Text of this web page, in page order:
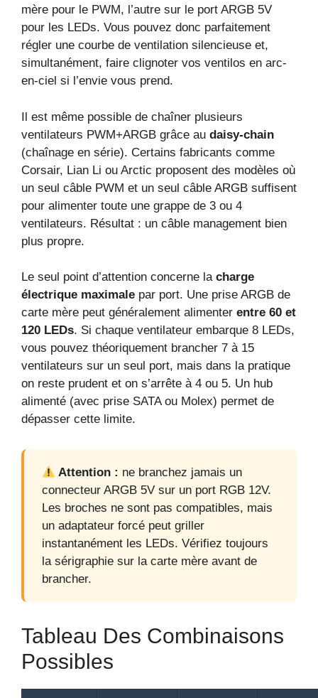
mère pour le PWM, l’autre sur le port ARGB 5V
pour les LEDs. Vous pouvez donc parfaitement
régler une courbe de ventilation silencieuse et,
simultanément, faire clignoter vos ventilos en arc-
en-ciel si l’envie vous prend.
Il est même possible de chaîner plusieurs
ventilateurs PWM+ARGB grâce au daisy-chain
(chaînage en série). Certains fabricants comme
Corsair, Lian Li ou Arctic proposent des modèles où
un seul câble PWM et un seul câble ARGB suffisent
pour alimenter toute une grappe de 3 ou 4
ventilateurs. Résultat : un câble management bien
plus propre.
Le seul point d’attention concerne la charge
électrique maximale par port. Une prise ARGB de
carte mère peut généralement alimenter entre 60 et
120 LEDs. Si chaque ventilateur embarque 8 LEDs,
vous pouvez théoriquement brancher 7 à 15
ventilateurs sur un seul port, mais dans la pratique
on reste prudent et on s’arrête à 4 ou 5. Un hub
alimenté (avec prise SATA ou Molex) permet de
dépasser cette limite.
Attention : ne branchez jamais un
connecteur ARGB 5V sur un port RGB 12V.
Les broches ne sont pas compatibles, mais
un adaptateur forcé peut griller
instantanément les LEDs. Vérifiez toujours
la sérigraphie sur la carte mère avant de
brancher.
Tableau Des Combinaisons
Possibles